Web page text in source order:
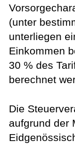
(unter
unterliegen
Einkommen
30 % des
berechnet
Die
aufgrund der